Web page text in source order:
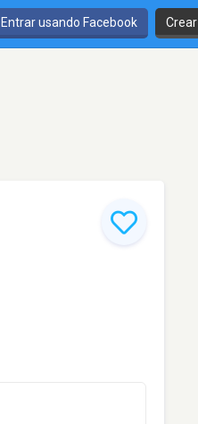
Entrar usando Facebook